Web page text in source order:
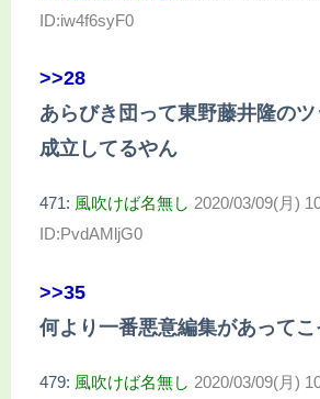
ID:iw4f6syF0
>>28
あらびき団って東野藤井隆の
成立してるやん
471: 風吹けば名無し 2020/03/09(月)
ID:PvdAMljG0
>>35
何より一番悪意編集があって
479: 風吹けば名無し 2020/03/09(月)